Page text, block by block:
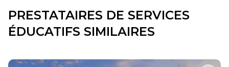
PRESTATAIRES DE SERVICES
ÉDUCATIFS SIMILAIRES